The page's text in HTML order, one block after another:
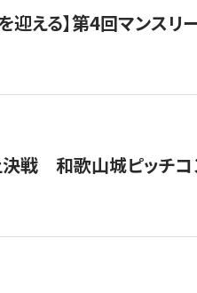
迎える】​​第4回マンス
決戦 和歌山城ピッチコ